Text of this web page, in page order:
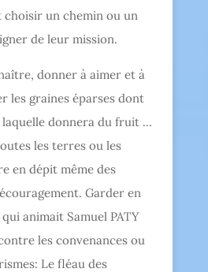
un chemin ou un
de leur mission.
donner à aimer et à
les graines éparses dont
laquelle donnera du fruit …
les terres ou les
en dépit même des
Garder en
animait Samuel PATY
les convenances ou
Le fléau des